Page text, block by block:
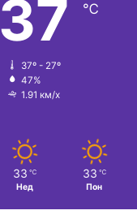
37 ℃
37º - 27º
47%
1.91 км/х
33 ℃
Нед
33 ℃
Пон